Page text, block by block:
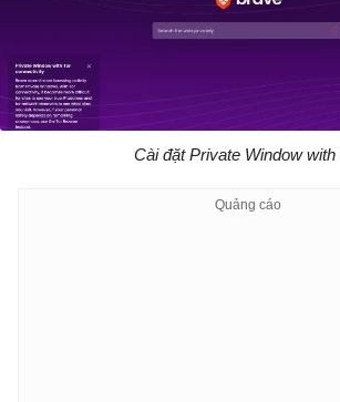
Cài đặt Private Window with